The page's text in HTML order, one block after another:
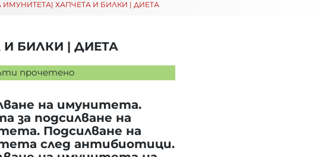
ХАПЧЕТА И БИЛКИ | ДИЕТА
БИЛКИ | ДИЕТА
прочетено
на имунитета.
за подсилване на
Подсилване на
след антибиотици.